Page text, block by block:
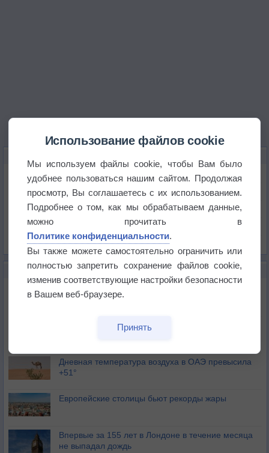
Температура
Давление
Осадки
Облачность
Список всех карт
НОВОЕ О ПОГОДЕ
Июль в России стал самым тёплым за всю
историю
В Центральной России наступают самые жаркие
Дневная температура воздуха в ОАЭ превысила
+51°
Европейские столицы бьют рекорды жары
Впервые за 155 лет в Лондоне в течение месяца
не выпадал дождь
Использование файлов cookie
Мы используем файлы cookie, чтобы Вам было
удобнее пользоваться нашим сайтом. Продолжая
просмотр, Вы соглашаетесь с их использованием.
Подробнее о том, как мы обрабатываем данные,
можно прочитать в
Политике конфиденциальности.
Вы также можете самостоятельно ограничить или
полностью запретить сохранение файлов cookie,
изменив соответствующие настройки безопасности
в Вашем веб-браузере.
Принять